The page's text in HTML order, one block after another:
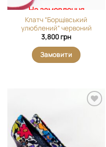
На замовлення
Клатч “Борщівський
улюблений” червоний
3,800 грн
Замовити